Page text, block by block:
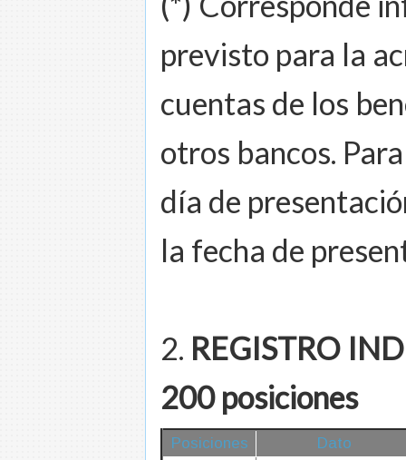
previsto para la
cuentas de los
otros bancos.
día de
la fecha de
2. REGISTRO
200 posiciones
Posiciones Dato